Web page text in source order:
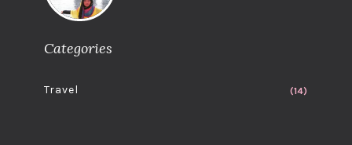
Categories
Travel (14)